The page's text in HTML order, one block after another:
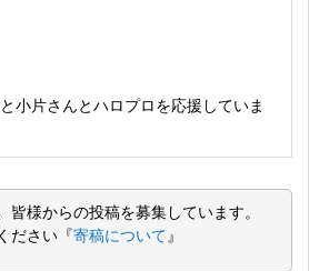
小片さんとハロプロを応援していま
皆様からの投稿を募集しています。
ださい『寄稿について 』